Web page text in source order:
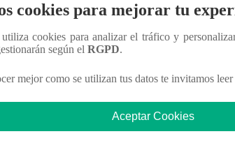
interesar
cookies para mejorar tu
cookies para analizar el tráfico y
según el RGPD.
mejor como se utilizan tus datos te invitamos
Aceptar Cookies